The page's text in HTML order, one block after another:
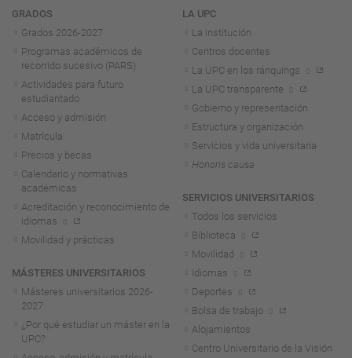
Navegación
GRADOS
Grados 2026-2027
Programas académicos de
recorrido sucesivo (PARS)
Actividades para futuro
estudiantado
Acceso y admisión
Matrícula
Precios y becas
Calendario y normativas
académicas
Acreditación y reconocimiento de
idiomas
Movilidad y prácticas
MÁSTERES UNIVERSITARIOS
Másteres universitarios 2026-
2027
¿Por qué estudiar un máster en la
UPC?
LA UPC
La institución
Centros docentes
La UPC en los ránquings
La UPC transparente
Gobierno y representación
Estructura y organización
Servicios y vida universitaria
Honoris causa
SERVICIOS UNIVERSITARIOS
Todos los servicios
Biblioteca
Movilidad
Idiomas
Deportes
Bolsa de trabajo
Alojamientos
Centro Universitario de la Visión